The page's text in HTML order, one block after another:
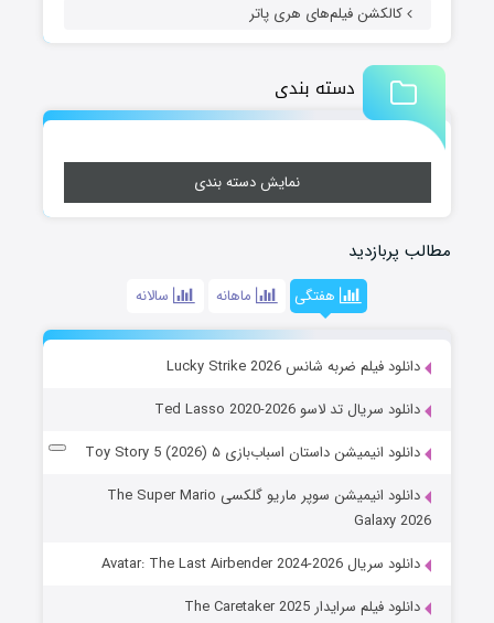
کالکشن فیلم‌های هری پاتر
دسته بندی
نمایش دسته بندی
مطالب پربازدید
هفتگی ماهانه سالانه
دانلود فیلم ضربه شانس Lucky Strike 2026
دانلود سریال تد لاسو Ted Lasso 2020-2026
دانلود انیمیشن داستان اسباب‌بازی ۵ Toy Story 5 (2026)
دانلود انیمیشن سوپر ماریو گلکسی The Super Mario
Galaxy 2026
دانلود سریال Avatar: The Last Airbender 2024-2026
دانلود فیلم سرایدار The Caretaker 2025